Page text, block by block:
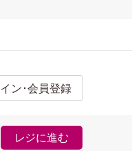
ン･会員登録
レジに進む